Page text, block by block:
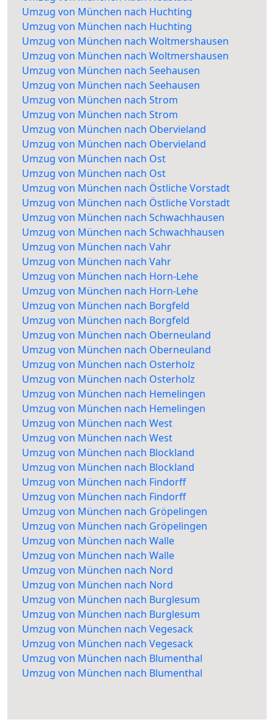
Umzug von München nach Huchting
Umzug von München nach Huchting
Umzug von München nach Woltmershausen
Umzug von München nach Woltmershausen
Umzug von München nach Seehausen
Umzug von München nach Seehausen
Umzug von München nach Strom
Umzug von München nach Strom
Umzug von München nach Obervieland
Umzug von München nach Obervieland
Umzug von München nach Ost
Umzug von München nach Ost
Umzug von München nach Östliche Vorstadt
Umzug von München nach Östliche Vorstadt
Umzug von München nach Schwachhausen
Umzug von München nach Schwachhausen
Umzug von München nach Vahr
Umzug von München nach Vahr
Umzug von München nach Horn-Lehe
Umzug von München nach Horn-Lehe
Umzug von München nach Borgfeld
Umzug von München nach Borgfeld
Umzug von München nach Oberneuland
Umzug von München nach Oberneuland
Umzug von München nach Osterholz
Umzug von München nach Osterholz
Umzug von München nach Hemelingen
Umzug von München nach Hemelingen
Umzug von München nach West
Umzug von München nach West
Umzug von München nach Blockland
Umzug von München nach Blockland
Umzug von München nach Findorff
Umzug von München nach Findorff
Umzug von München nach Gröpelingen
Umzug von München nach Gröpelingen
Umzug von München nach Walle
Umzug von München nach Walle
Umzug von München nach Nord
Umzug von München nach Nord
Umzug von München nach Burglesum
Umzug von München nach Burglesum
Umzug von München nach Vegesack
Umzug von München nach Vegesack
Umzug von München nach Blumenthal
Umzug von München nach Blumenthal